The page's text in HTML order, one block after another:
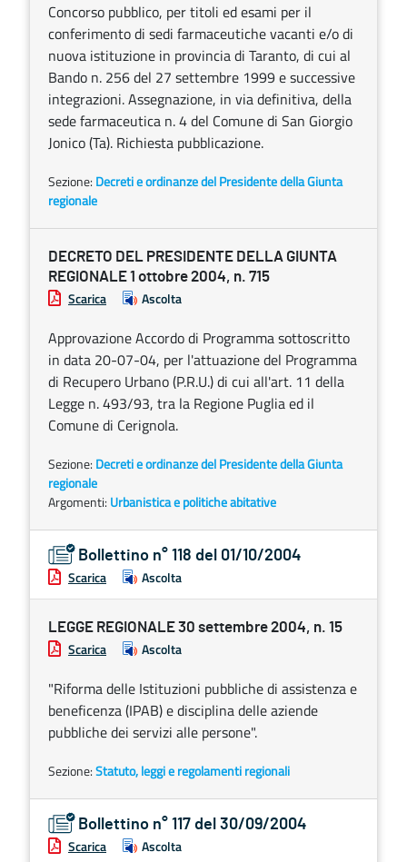
Concorso pubblico, per titoli ed esami per il
conferimento di sedi farmaceutiche vacanti e/o di
nuova istituzione in provincia di Taranto, di cui al
Bando n. 256 del 27 settembre 1999 e successive
integrazioni. Assegnazione, in via definitiva, della
sede farmaceutica n. 4 del Comune di San Giorgio
Jonico (Ta). Richiesta pubblicazione.
Sezione: Decreti e ordinanze del Presidente della Giunta
regionale
DECRETO DEL PRESIDENTE DELLA GIUNTA
REGIONALE 1 ottobre 2004, n. 715
Scarica Ascolta
Approvazione Accordo di Programma sottoscritto
in data 20-07-04, per l'attuazione del Programma
di Recupero Urbano (P.R.U.) di cui all'art. 11 della
Legge n. 493/93, tra la Regione Puglia ed il
Comune di Cerignola.
Sezione: Decreti e ordinanze del Presidente della Giunta
regionale
Argomenti: Urbanistica e politiche abitative
Bollettino n° 118 del 01/10/2004
Scarica Ascolta
LEGGE REGIONALE 30 settembre 2004, n. 15
Scarica Ascolta
"Riforma delle Istituzioni pubbliche di assistenza e
beneficenza (IPAB) e disciplina delle aziende
pubbliche dei servizi alle persone".
Sezione:Statuto, leggi e regolamenti regionali
Bollettino n° 117 del 30/09/2004
Scarica Ascolta